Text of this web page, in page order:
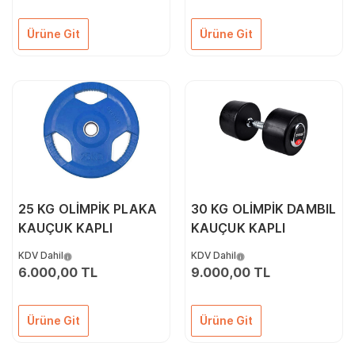
Ürüne Git Ürüne Git
25 KG OLİMPİK PLAKA
KAUÇUK KAPLI
KDV Dahil
6.000,00 TL
Ürüne Git
30 KG OLİMPİK DAMBIL
KAUÇUK KAPLI
KDV Dahil
9.000,00 TL
Ürüne Git